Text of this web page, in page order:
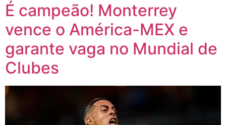
É campeão! Monterrey
vence o América-MEX e
garante vaga no Mundial de
Clubes